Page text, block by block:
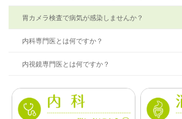
胃カメラ検査で病気が感染しませんか？
内科専門医とは何ですか？
内視鏡専門医とは何ですか？